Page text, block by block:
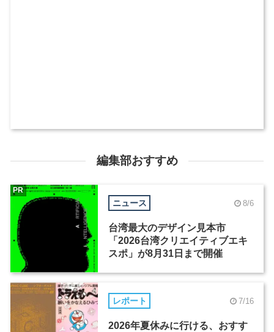
編集部おすすめ
ニュース 8/6
台湾最大のデザイン見本市
「2026台湾クリエイティブエキ
スポ」が8月31日まで開催
PR
レポート 7/16
2026年夏休みに行ける、おすす